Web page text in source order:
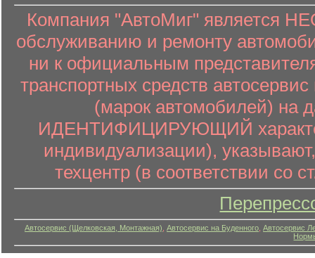
Компания "АвтоМиг" является
обслуживанию и ремонту
ни к официальным
транспортных средств
(марок автомобилей) на
ИДЕНТИФИЦИРУЮЩИЙ характер
индивидуализации),
техцентр (в соответствии со
Автосервис (Щелковская, Монтажная) Автосервис на Буденного Автосервис